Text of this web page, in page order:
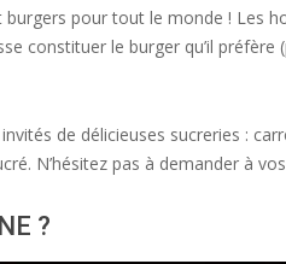
pour tout le monde ! Les
constituer le burger qu’il
de délicieuses sucreries :
N’hésitez pas à demander à
?